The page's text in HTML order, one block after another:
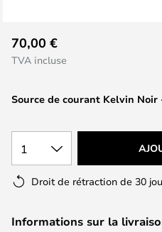
to
the
of
images
gallery
Source de courant Kelvin Noir
70,00 €
TVA incluse
1
Droit de rétraction de 30
Informations sur la